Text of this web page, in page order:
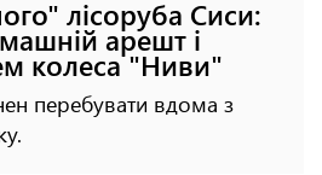
лісоруба Сиси:
арешт і
колеса "Ниви"
перебувати вдома з